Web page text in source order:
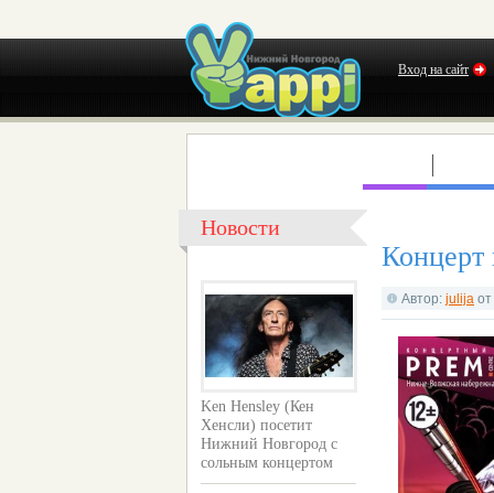
Вход на сайт
Новости
Ken Hensley (Кен
Хенсли) посетит
Нижний Новгород с
сольным концертом
Автор: julija от